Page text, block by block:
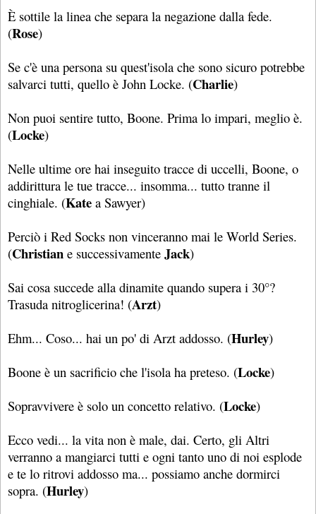
È sottile la linea che separa la negazione dalla fede.
(Rose)
Se c'è una persona su quest'isola che sono sicuro potrebbe
salvarci tutti, quello è John Locke. (Charlie)
Non puoi sentire tutto, Boone. Prima lo impari, meglio è.
(Locke)
Nelle ultime ore hai inseguito tracce di uccelli, Boone, o
addirittura le tue tracce... insomma... tutto tranne il
cinghiale. (Kate a Sawyer)
Perciò i Red Socks non vinceranno mai le World Series.
(Christian e successivamente Jack)
Sai cosa succede alla dinamite quando supera i 30°?
Trasuda nitroglicerina! (Arzt)
Ehm... Coso... hai un po' di Arzt addosso. (Hurley)
Boone è un sacrificio che l'isola ha preteso. (Locke)
Sopravvivere è solo un concetto relativo. (Locke)
Ecco vedi... la vita non è male, dai. Certo, gli Altri
verranno a mangiarci tutti e ogni tanto uno di noi esplode
e te lo ritrovi addosso ma... possiamo anche dormirci
sopra. (Hurley)